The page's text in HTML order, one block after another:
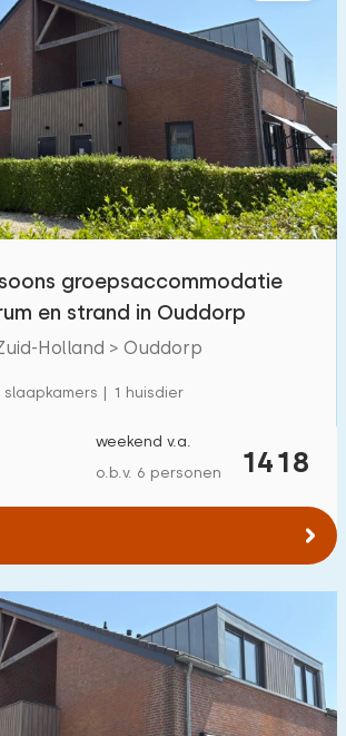
groepsaccommodatie
en strand in Ouddorp
Holland > Ouddorp
| 1 huisdier
1418
weekend v.a.
o.b.v. 6 personen